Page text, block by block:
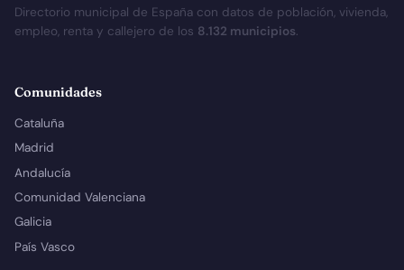
Directorio municipal de España con datos de población, vivienda,
empleo, renta y callejero de los 8.132 municipios.
Comunidades
Cataluña
Madrid
Andalucía
Comunidad Valenciana
Galicia
País Vasco